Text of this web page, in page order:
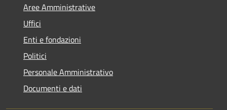
Aree Amministrative
Uffici
Enti e fondazioni
Politici
Personale Amministrativo
Documenti e dati